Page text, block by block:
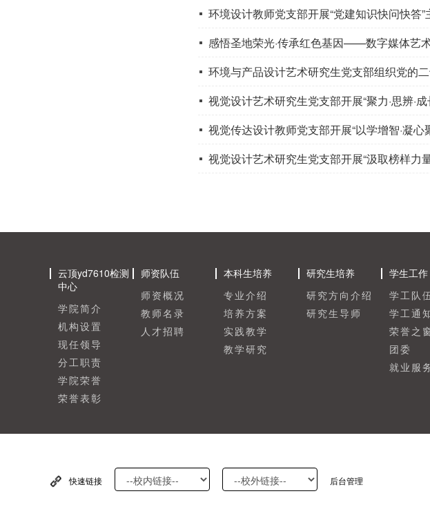
环境设计教师党支部开展“党建知识快问快答”
感悟圣地荣光·传承红色基因——数字媒体艺
环境与产品设计艺术研究生党支部组织党的
视觉设计艺术研究生党支部开展“聚力·思辨·
视觉传达设计教师党支部开展“以学增智·凝心
视觉设计艺术研究生党支部开展“汲取榜样力
云顶yd7610检测
中心
学院简介
机构设置
现任领导
分工职责
学院荣誉
荣誉表彰
师资队伍
师资概况
教师名录
人才招聘
本科生培养
专业介绍
培养方案
实践教学
教学研究
研究生培养
研究方向介绍
研究生导师
学生工作
学工队
学工通
荣誉之
团委
就业服
快速链接 后台管理